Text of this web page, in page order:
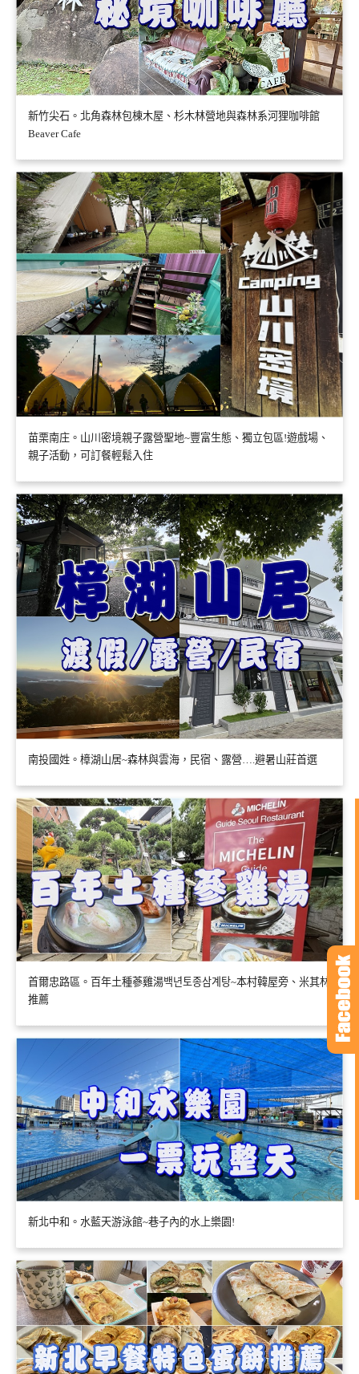
新竹尖石。北角森林包棟木屋、杉木林營地與森林系河狸咖啡館
Beaver Cafe
苗栗南庄。山川密境親子露營聖地~豐富生態、獨立包區!遊戲場、
親子活動，可訂餐輕鬆入住
南投國姓。樟湖山居~森林與雲海，民宿、露營….避暑山莊首選
首爾忠路區。百年土種蔘雞湯백년토종삼계탕~本村韓屋旁、米其林
推薦
新北中和。水藍天游泳館~巷子內的水上樂園!